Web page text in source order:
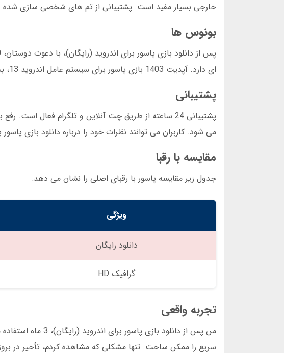
خارجی بسیار مفید است. پشتیبانی از تم های شخصی سازی شده
بونوس ها
ای دارد. آپدیت 1403 بازی پاسور برای سیستم عامل اندروید 13، بخش بونوس ها را گسترش داده است.
پشتیبانی
می شود. کاربران می توانند نظرات خود را درباره دانلود بازی پاسور
مقایسه با رقبا
جدول زیر مقایسه پاسور با رقبای اصلی را نشان می دهد:
ویژگی
دانلود رایگان
گرافیک HD
تجربه واقعی
من پس از دانلود
سریع را ممکن ساخت. تنها مشکلی که مشاهده کردم، تأخیر در